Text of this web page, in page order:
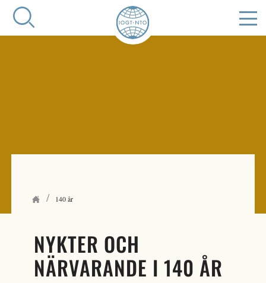
/ 140 år
NYKTER OCH
NÄRVARANDE I 140 ÅR